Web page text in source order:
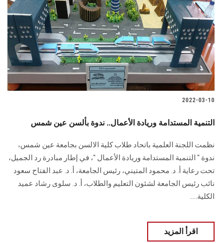
2022-03-10
التنمية المستدامة وريادة الأعمال.. ندوة بألسن عين شمس
نظمت اللجنة العلمية باتحاد طلاب كلية الالسن بجامعة عين شمس،
ندوة " التنمية المستدامة وريادة الأعمال "، في إطار مبادرة رد الجميل،
تحت رعاية أ. د. محمود المتيني، رئيس الجامعة، أ. د. عبد الفتاح سعود
نائب رئيس الجامعة لشئون التعليم والطلاب، أ. د. سلوى رشاد عميد
الكلية.....
اقرأ المزيد